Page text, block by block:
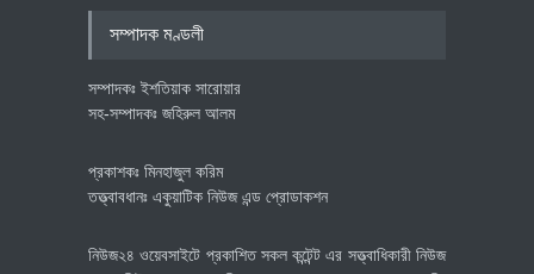
সম্পাদক মণ্ডলী
সম্পাদকঃ ইশতিয়াক সারোয়ার
সহ-সম্পাদকঃ জহিরুল আলম
প্রকাশকঃ মিনহাজুল করিম
তত্ত্বাবধানঃ একুয়াটিক নিউজ এন্ড প্রোডাকশন
নিউজ২৪ ওয়েবসাইটে প্রকাশিত সকল কন্টেন্ট এর সত্ত্বাধিকারী নিউজ